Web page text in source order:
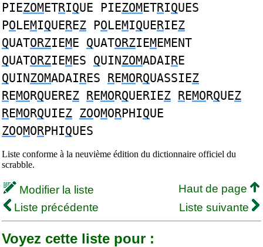
PIEZOMETRIQUE PIEZOMETRIQUES
POLEMIQUEREZ POLEMIQUERIEZ
QUATORZIEME QUATORZIEMEMENT
QUATORZIEMES QUINZOMADAIRE
QUINZOMADAIRES REMORQUASSIEZ
REMORQUEREZ REMORQUERIEZ REMORQUEZ
REMORQUIEZ ZOOMORPHIQUE
ZOOMORPHIQUES
Liste conforme à la neuvième édition du dictionnaire officiel du
scrabble.
Modifier la liste
Haut de page
Liste précédente
Liste suivante
Voyez cette liste pour :